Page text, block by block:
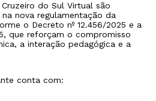
do Sul Virtual são
nova regulamentação da
o Decreto nº 12.456/2025 e a
que reforçam o compromisso
a interação pedagógica e a
conta com: